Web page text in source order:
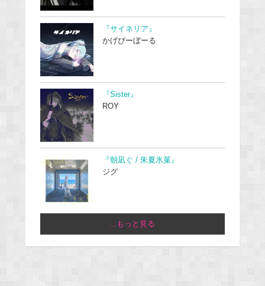
『サイネリア』
かげぴーぼーる
『Sister』
ROY
『朝凪ぐ / 朱夏氷菓』
ジグ
...もっと見る